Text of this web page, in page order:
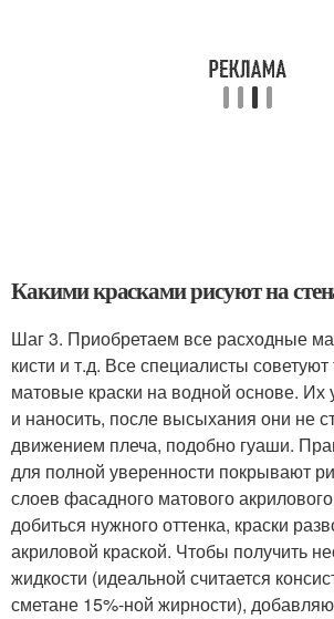
Какими красками рисуют на
Шаг 3. Приобретаем все расходные
кисти и т.д. Все специалисты
матовые краски на водной основе.
и наносить, после высыхания они не
движением плеча, подобно гуаши.
для полной уверенности покрывают
слоев фасадного матового
добиться нужного оттенка, краски
акриловой краской. Чтобы получить
жидкости (идеальной считается
сметане 15%-ной жирности),